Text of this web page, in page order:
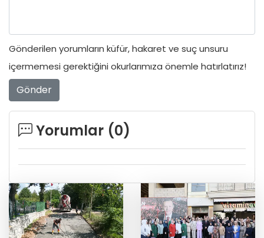
Gönderilen yorumların küfür, hakaret ve suç unsuru
içermemesi gerektiğini okurlarımıza önemle hatırlatırız!
Gönder
Yorumlar (0)